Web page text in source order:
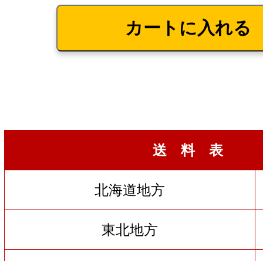
送 料 表
北海道地方
東北地方